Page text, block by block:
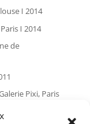
I 2014
I 2014
de
Pixi, Paris